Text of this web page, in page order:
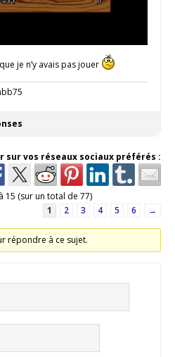
je n’y avais pas jouer
sur vos réseaux sociaux préférés :
15 (sur un total de 77)
1
2 3 4 5 6 →
répondre à ce sujet.